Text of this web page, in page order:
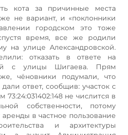
кота за причинные места
не вариант, и «поклонники
городском это тоже
время, все же родили
на улице Александровской.
отказать в ответе на
с улицы Шигаева. Прям
чёновники подумали, что
ответ, сообщив: участок с
не числится в
собственности, потому
в частное пользование
и архитектуры